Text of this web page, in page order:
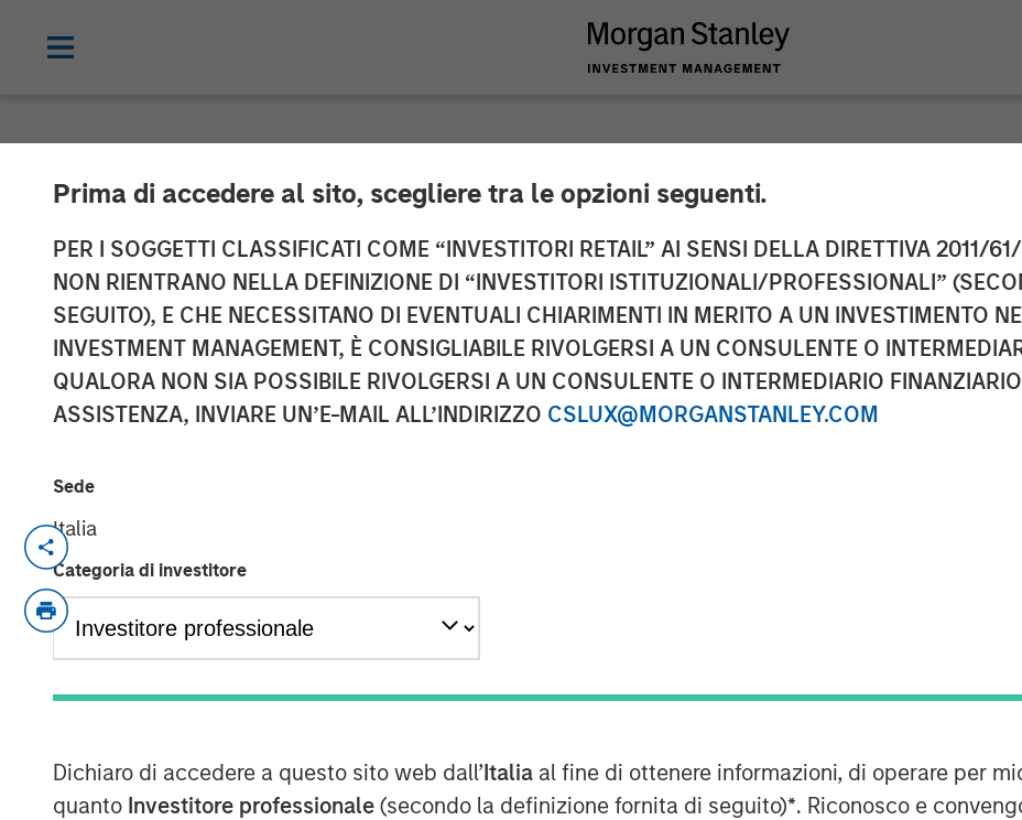
Prima di accedere al sito, scegliere tra le opzioni seguenti.
PER I SOGGETTI CLASSIFICATI COME “INVESTITORI RETAIL” AI SENSI DELLA DIRETTIVA 2011/
NON RIENTRANO NELLA DEFINIZIONE DI “INVESTITORI ISTITUZIONALI/PROFESSIONALI”
SEGUITO), E CHE NECESSITANO DI EVENTUALI CHIARIMENTI IN MERITO A UN INVESTIMENTO
INVESTMENT MANAGEMENT, È CONSIGLIABILE RIVOLGERSI A UN CONSULENTE O
QUALORA NON SIA POSSIBILE RIVOLGERSI A UN CONSULENTE O INTERMEDIARIO
ASSISTENZA, INVIARE UN’E-MAIL ALL’INDIRIZZO CSLUX@MORGANSTANLEY.COM
Sede
Italia
Categoria di investitore
Dichiaro di accedere a questo sito web dall’Italia al fine di ottenere informazioni, di operare per
quanto Investitore professionale (secondo la definizione fornita di seguito)*. Riconosco e
Morgan Stanley Real Estate
LAX Last-mile Delivery Facility for
15 DICEMBRE 2025
Morgan Stanley Investment Management, through investment funds
managed by Morgan Stanley Real Estate Investing (MSREI), announced
today the acquisition of a last-mile delivery distribution facility adjacent
to Los Angeles International Airport (LAX) that is long-term net leased to
includes a newly developed Class A distribution building and an
industrial outdoor storage (IOS) parking site on 19 acres of land.